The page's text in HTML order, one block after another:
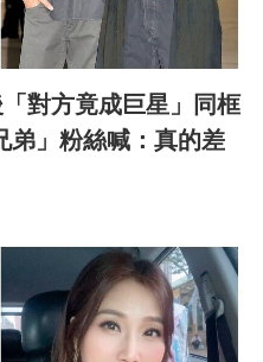
對方竟成巨星」同框
」粉絲喊：真的差